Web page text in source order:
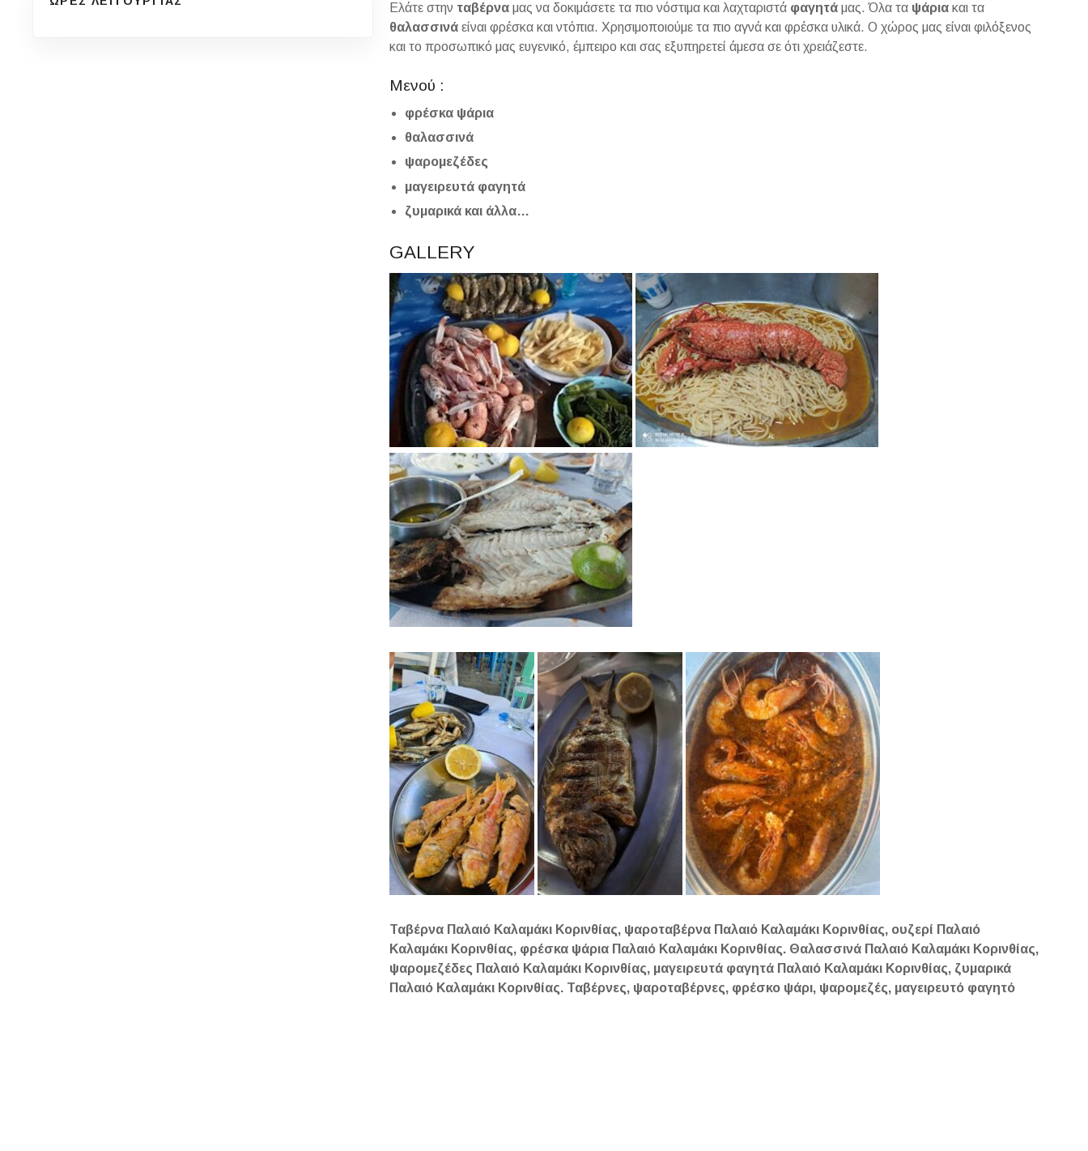
Ελάτε στην ταβέρνα μας να δοκιμάσετε τα πιο νόστιμα και λαχταριστά φαγητά μας. Όλα τα ψάρια και τα
θαλασσινά είναι φρέσκα και ντόπια. Χρησιμοποιούμε τα πιο αγνά και φρέσκα υλικά. Ο χώρος μας είναι φιλόξενος
και το προσωπικό μας ευγενικό, έμπειρο και σας εξυπηρετεί άμεσα σε ότι χρειάζεστε.
Μενού :
φρέσκα ψάρια
θαλασσινά
ψαρομεζέδες
μαγειρευτά φαγητά
ζυμαρικά και άλλα…
GALLERY
Ταβέρνα Παλαιό Καλαμάκι Κορινθίας, ψαροταβέρνα Παλαιό Καλαμάκι Κορινθίας, ουζερί Παλαιό
Καλαμάκι Κορινθίας, φρέσκα ψάρια Παλαιό Καλαμάκι Κορινθίας. Θαλασσινά Παλαιό Καλαμάκι Κορινθίας,
ψαρομεζέδες Παλαιό Καλαμάκι Κορινθίας, μαγειρευτά φαγητά Παλαιό Καλαμάκι Κορινθίας, ζυμαρικά
Παλαιό Καλαμάκι Κορινθίας. Ταβέρνες, ψαροταβέρνες, φρέσκο ψάρι, ψαρομεζές, μαγειρευτό φαγητό